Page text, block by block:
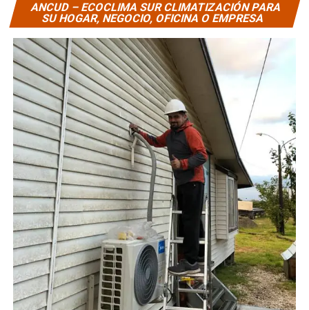
ANCUD – ECOCLIMA SUR CLIMATIZACIÓN PARA
SU HOGAR, NEGOCIO, OFICINA O EMPRESA